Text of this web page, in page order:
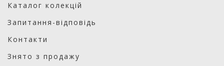
Каталог колекцій
Запитання-відповідь
Контакти
Знято з продажу